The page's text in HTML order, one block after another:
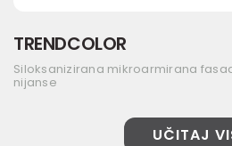
TRENDCOLOR
Siloksanizirana mikroarmirana
nijanse
UČITAJ